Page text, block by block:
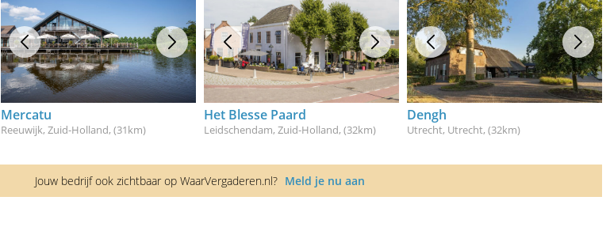
Mercatu
Reeuwijk, Zuid-Holland, (31km)
Het Blesse Paard
Leidschendam, Zuid-Holland, (32km)
Dengh
Utrecht, Utrecht, (32km)
Jouw bedrijf ook zichtbaar op WaarVergaderen.nl? Meld je nu aan